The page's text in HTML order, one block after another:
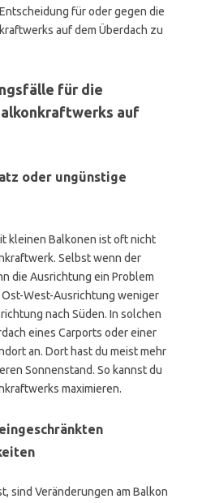
für oder gegen die
auf dem Überdach zu
für die
auf
oder ungünstige
kleinen Balkonen ist oft nicht
Selbst wenn der
die Ausrichtung ein Problem
West-Ausrichtung weniger
nach Süden. In solchen
eines Carports oder einer
an. Dort hast du meist mehr
Sonnenstand. So kannst du
maximieren.
sind Veränderungen am Balkon